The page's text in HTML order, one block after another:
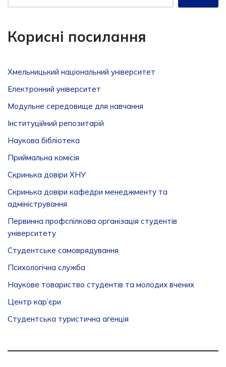
Корисні посилання
Хмельницький національний університет
Електронний університет
Модульне середовище для навчання
Інституційний репозитарій
Наукова бібліотека
Приймальна комісія
Скринька довіри ХНУ
Скринька довіри кафедри менеджменту та
адміністрування
Первинна профспілкова організація студентів
університету
Студентське самоврядування
Психологічна служба
Наукове товариство студентів та молодих вчених
Центр кар’єри
Студентська туристична агенція